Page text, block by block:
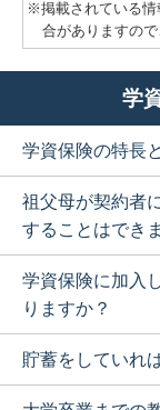
※掲載されている情
合がありますので
学
学資保険の特長
祖父母が契約者
することはでき
学資保険に加入
りますか？
貯蓄をしていれ